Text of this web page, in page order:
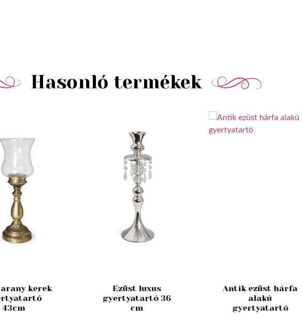
Hasonló termékek
kerek
43cm
Ezüst luxus
gyertyatartó 36
cm
Antik ezüst hárfa
alakú
gyertyatartó